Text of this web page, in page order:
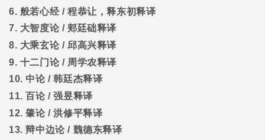
6. 般若心经/程恭让，释东初释译
7. 大智度论/郏廷础释译
8. 大乘玄论/邱高兴释译
9. 十二门论/ 周学农释译
10. 中论/韩廷杰释译
11.百论/强昱释译
12.肇论/洪修平释译
13.辩中边论/ 魏德东释译